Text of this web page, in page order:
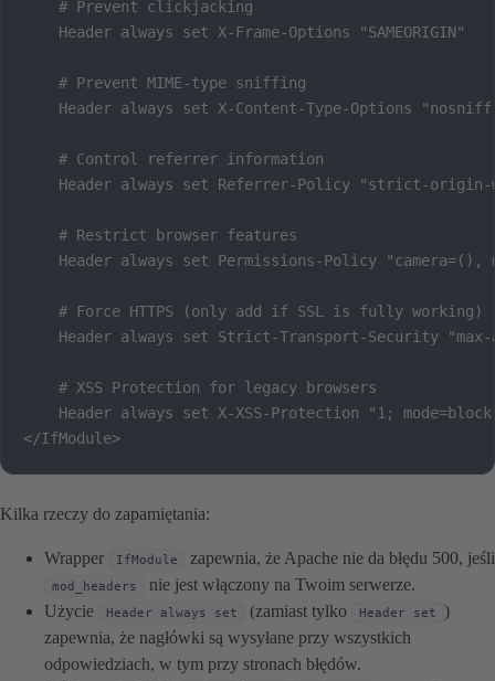
    # Prevent clickjacking
    Header always set X-Frame-Options "SAMEORIGIN"
    # Prevent MIME-type sniffing
Header always set X-Content-Type-Options
    # Control referrer information
Header always set Referrer-Policy "strict-
    # Restrict browser features
Header always set Permissions-Policy "camera=(),
    # Force HTTPS (only add if SSL is fully working)
Header always set Strict-Transport-Security
    # XSS Protection for legacy browsers
Header always set X-XSS-Protection "1;
</IfModule>
Kilka rzeczy do zapamiętania:
Wrapper IfModule zapewnia, że Apache nie da błędu 500, jeśli
mod_headers
nie jest włączony na Twoim serwerze.
Użycie
Header always set (zamiast tylko Header set )
zapewnia, że nagłówki są wysyłane przy wszystkich
odpowiedziach, w tym przy stronach błędów.